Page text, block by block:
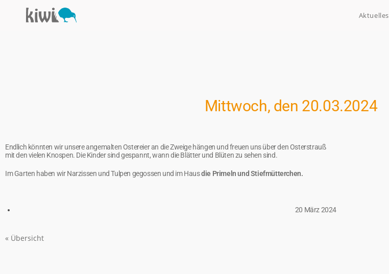
Aktuelles
Mittwoch, den 20.03.2024
Endlich könnten wir unsere angemalten Ostereier an die Zweige hängen und freuen uns über den Osterstrauß
mit den vielen Knospen. Die Kinder sind gespannt, wann die Blätter und Blüten zu sehen sind.
Im Garten haben wir Narzissen und Tulpen gegossen und im Hausdie Primeln und Stiefmütterchen.
20 März 2024
« Übersicht